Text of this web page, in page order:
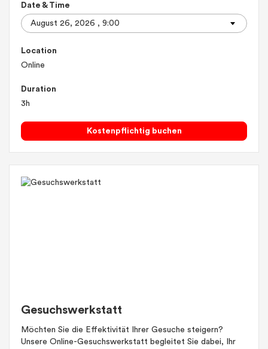
Date & Time
Location
Online
Duration
3h
Kostenpflichtig buchen
Gesuchswerkstatt
Möchten Sie die Effektivität Ihrer Gesuche steigern?
Unsere Online-Gesuchswerkstatt begleitet Sie dabei, Ihr